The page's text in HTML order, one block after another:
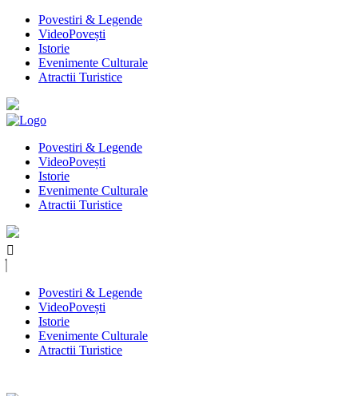
Povestiri & Legende
VideoPovești
Istorie
Evenimente Culturale
Atractii Turistice
Povestiri & Legende
VideoPovești
Istorie
Evenimente Culturale
Atractii Turistice
Povestiri & Legende
VideoPovești
Istorie
Evenimente Culturale
Atractii Turistice